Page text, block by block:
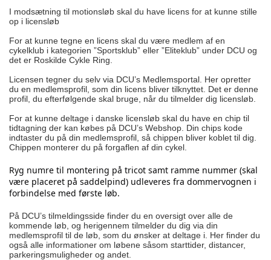
I modsætning til motionsløb skal du have licens for at kunne stille
op i licensløb
For at kunne tegne en licens skal du være medlem af en
cykelklub i kategorien ”Sportsklub” eller ”Eliteklub” under DCU og
det er Roskilde Cykle Ring.
Licensen tegner du selv via DCU’s Medlemsportal. Her opretter
du en medlemsprofil, som din licens bliver tilknyttet. Det er denne
profil, du efterfølgende skal bruge, når du tilmelder dig licensløb.
For at kunne deltage i danske licensløb skal du have en chip til
tidtagning der kan købes på DCU’s Webshop . Din chips kode
indtaster du på din medlemsprofil, så chippen bliver koblet til dig.
Chippen monterer du på forgaflen af din cykel.
Ryg numre til montering på tricot samt ramme nummer (skal
være placeret på saddelpind) udleveres fra dommervognen i
forbindelse med første løb.
På DCU’s tilmeldingsside finder du en oversigt over alle de
kommende løb, og herigennem tilmelder du dig via din
medlemsprofil til de løb, som du ønsker at deltage i. Her finder du
også alle informationer om løbene såsom starttider, distancer,
parkeringsmuligheder og andet.